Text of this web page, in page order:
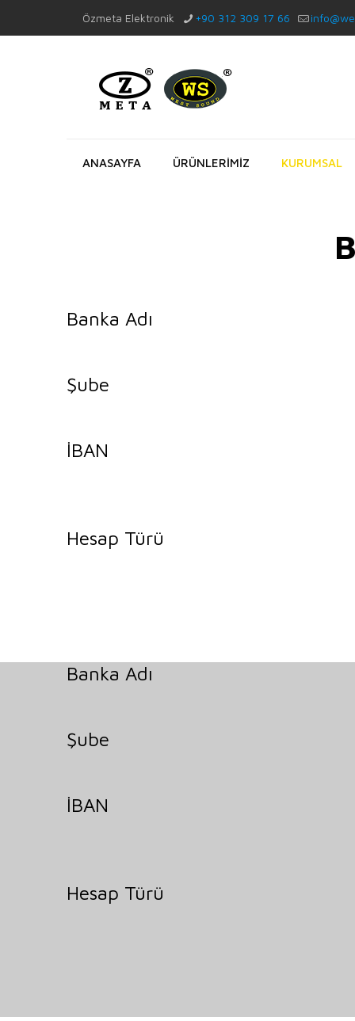
Özmeta Elektronik +90 312 309 17 66
ANASAYFA ÜRÜNLERİMİZ KURUMSAL
Banka Adı
Şube
İBAN
Hesap Türü
Banka Adı
Şube
İBAN
Hesap Türü